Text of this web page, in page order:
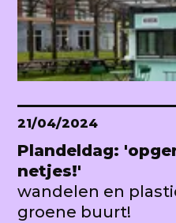
21/04/2024
Plandeldag:
netjes!'
wandelen en
groene buurt!